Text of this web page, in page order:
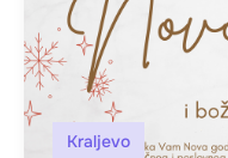
Kraljevo